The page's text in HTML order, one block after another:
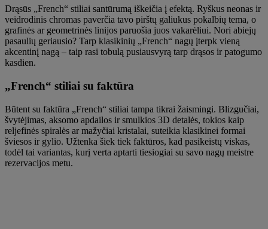
Drąsūs „French“ stiliai santūrumą iškeičia į efektą. Ryškus neonas ir
veidrodinis chromas paverčia tavo pirštų galiukus pokalbių tema, o
grafinės ar geometrinės linijos paruošia juos vakarėliui. Nori abiejų
pasaulių geriausio? Tarp klasikinių „French“ nagų įterpk vieną
akcentinį nagą – taip rasi tobulą pusiausvyrą tarp drąsos ir patogumo
kasdien.
„French“ stiliai su faktūra
Būtent su faktūra „French“ stiliai tampa tikrai žaismingi. Blizgučiai,
švytėjimas, aksomo apdailos ir smulkios 3D detalės, tokios kaip
reljefinės spiralės ar mažyčiai kristalai, suteikia klasikinei formai
šviesos ir gylio. Užtenka šiek tiek faktūros, kad pasikeistų viskas,
todėl tai variantas, kurį verta aptarti tiesiogiai su savo nagų meistre
rezervacijos metu.